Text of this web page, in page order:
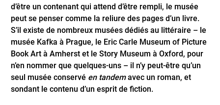
d’être un contenant qui attend d’être rempli, le musée
peut se penser comme la reliure des pages d’un livre.
S’il existe de nombreux musées dédiés au littéraire – le
musée Kafka à Prague, le Eric Carle Museum of Picture
Book Art à Amherst et le Story Museum à Oxford, pour
n’en nommer que quelques-uns – il n’y peut-être qu’un
seul musée conservé en tandemavec un roman, et
sondant le contenu d’un esprit de fiction.